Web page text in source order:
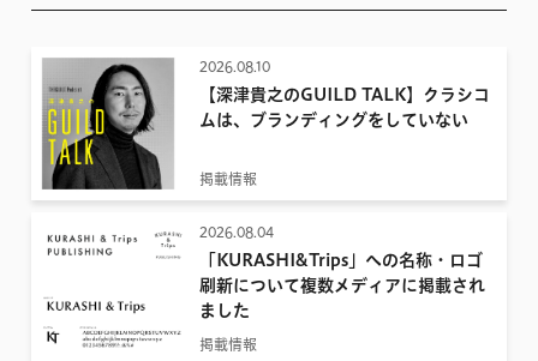
2026.08.10
【深津貴之のGUILD TALK】クラシコ
ムは、ブランディングをしていない
掲載情報
2026.08.04
「KURASHI&Trips」への名称・ロゴ
刷新について複数メディアに掲載され
ました
掲載情報